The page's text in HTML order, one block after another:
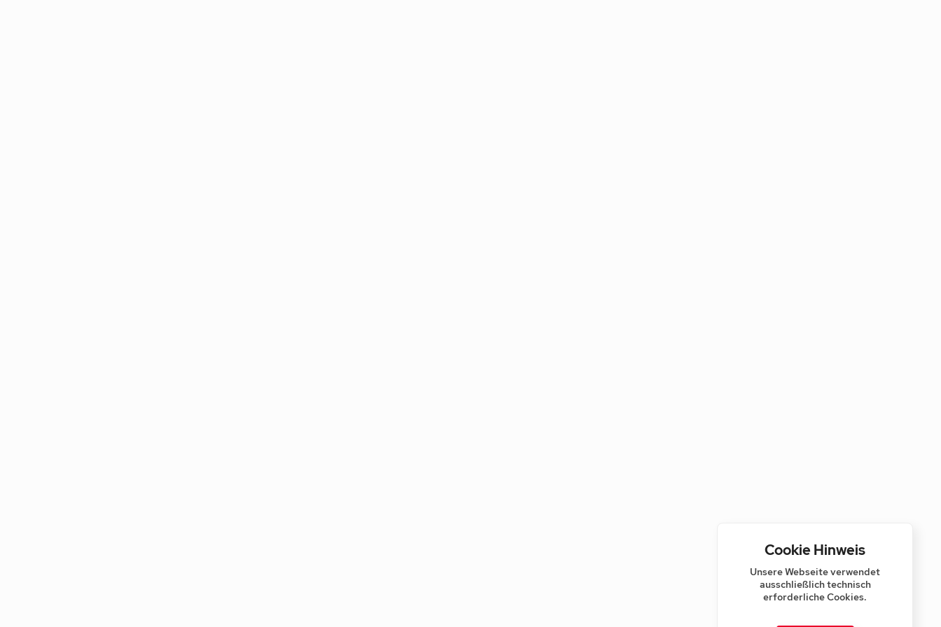
Cookie Hinweis
Unsere Webseite verwendet
ausschließlich technisch
erforderliche Cookies.